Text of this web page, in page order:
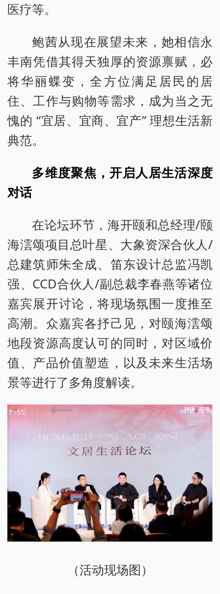
医疗等。
鲍茜从现在展望未来，她相信永
丰南凭借其得天独厚的资源禀赋，必
将华丽蝶变，全方位满足居民的居
住、工作与购物等需求，成为当之无
愧的 “宜居、宜商、宜产” 理想生活新
典范。
多维度聚焦，开启人居生活深度
对话
在论坛环节，海开颐和总经理/颐
海澐颂项目总叶星、大象资深合伙人/
总建筑师朱全成、笛东设计总监冯凯
强、CCD合伙人/副总裁李春燕等诸位
嘉宾展开讨论，将现场氛围一度推至
高潮。众嘉宾各抒己见，对颐海澐颂
地段资源高度认可的同时，对区域价
值、产品价值塑造，以及未来生活场
景等进行了多角度解读。
（活动现场图）